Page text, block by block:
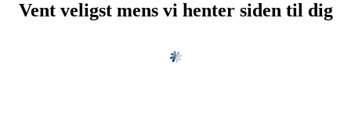
Vent veligst mens vi henter siden til dig